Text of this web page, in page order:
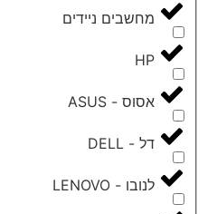
מחשבים ניידים
HP
אסוס - ASUS
דל - DELL
לנובו - LENOVO